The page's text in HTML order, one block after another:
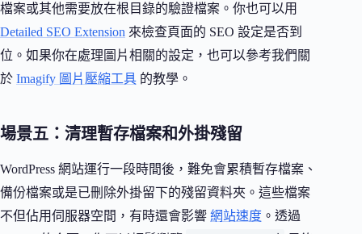
檔案或其他需要放在根目錄的驗證檔案。你也可以用
Detailed SEO Extension 來檢查頁面的 SEO 設定是否到
位。如果你在處理圖片相關的設定，也可以參考我們關
於 Imagify 圖片壓縮工具 的教學。
場景五：清理暫存檔案和外掛殘留
WordPress 網站運行一段時間後，難免會累積暫存檔案、
備份檔案或是已刪除外掛留下的殘留資料夾。這些檔案
不但佔用伺服器空間，有時還會影響 網站速度 。透過